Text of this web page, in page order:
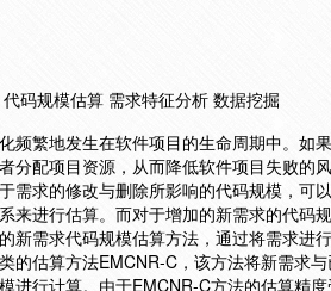
码规模估算 需求特征分析 数据挖掘
频繁地发生在软件项目的生命周期中。如
分配项目资源，从而降低软件项目失败的
需求的修改与删除所影响的代码规模，可
来进行估算。而对于增加的新需求的代码
新需求代码规模估算方法，通过将需求进
的估算方法EMCNR-C，该方法将新需求
进行计算。由于EMCNR-C方法的估算精